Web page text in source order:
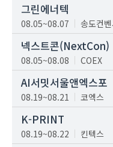
그린에너텍
08.05~08.07 송도컨
넥스트콘(NextCon)
08.05~08.08 COEX
AI서밋서울앤엑스포
08.19~08.21 코엑스
K-PRINT
08.19~08.22 킨텍스